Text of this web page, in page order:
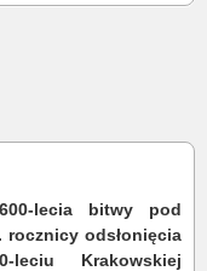
lecia bitwy pod
rocznicy odsłonięcia
leciu Krakowskiej